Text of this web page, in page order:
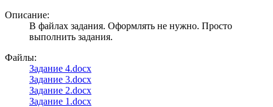
Описание:
В файлах задания. Оформлять не нужно. Просто
выполнить задания.
Файлы:
Задание 4.docx
Задание 3.docx
Задание 2.docx
Задание 1.docx